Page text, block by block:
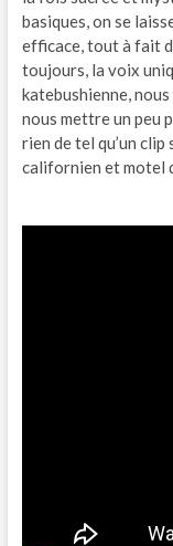
basiques, on se
efficace, tout à fait
toujours, la voix
katebushienne,
nous mettre un peu
rien de tel qu’un
californien et motel